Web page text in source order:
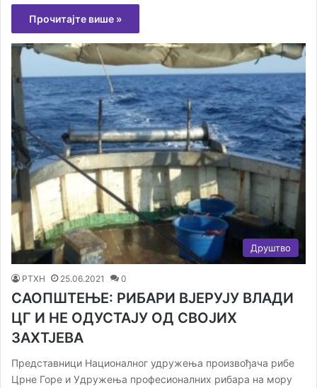
Прочитајте више »
Друштво
РТХН 25.06.2021 0
САОПШТЕЊЕ: РИБАРИ ВЈЕРУЈУ ВЛАДИ
ЦГ И НЕ ОДУСТАЈУ ОД СВОЈИХ
ЗАХТЈЕВА
Представници Националног удружења произвођача рибе
Црне Горе и Удружења професионалних рибара на мору